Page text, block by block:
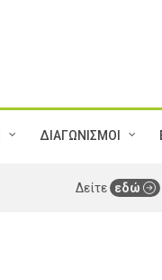
ΔΙΑΓΩΝΙΣΜΟΙ
Δείτε εδώ